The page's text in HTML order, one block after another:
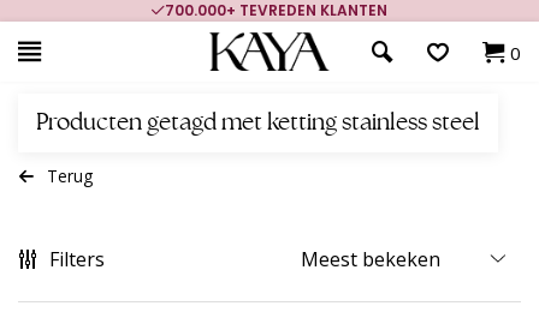
700.000+ TEVREDEN KLANTEN
0
Producten getagd met ketting stainless steel
Terug
Filters